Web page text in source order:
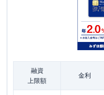
融資
上限額
金利